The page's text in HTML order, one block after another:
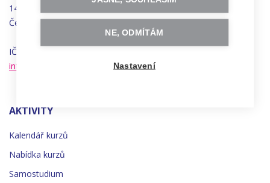
140 00 Praha 4 - Nusle
Česká republika
IČO 22834958 | DIČ CZ22834958
info@czechitas.cz
AKTIVITY
Kalendář kurzů
Nabídka kurzů
Samostudium
NE, ODMÍTÁM
Nastavení